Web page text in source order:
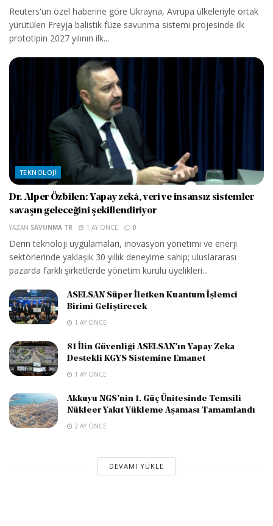
Reuters'un özel haberine göre Ukrayna, Avrupa ülkeleriyle ortak
yürütülen Freyja balistik füze savunma sistemi projesinde ilk
prototipin 2027 yılının ilk...
TEKNOLOJI
Dr. Alper Özbilen: Yapay zekâ, veri ve insansız sistemler
savaşın geleceğini şekillendiriyor
YAZAN SAVUNMA TR 1 AY ÖNCE 0
Derin teknoloji uygulamaları, inovasyon yönetimi ve enerji
sektörlerinde yaklaşık 30 yıllık deneyime sahip; uluslararası
pazarda farklı şirketlerde yönetim kurulu üyelikleri...
ASELSAN Süper İletken Kuantum İşlemci
Birimi Geliştirecek
1 AY ÖNCE
81 İlin Güvenliği ASELSAN’ın Yapay Zeka
Destekli KGYS Sistemine Emanet
1 AY ÖNCE
Akkuyu NGS’nin 1. Güç Ünitesinde Temsili
Nükleer Yakıt Yükleme Aşaması Tamamlandı
2 AY ÖNCE
DEVAMI YÜKLE